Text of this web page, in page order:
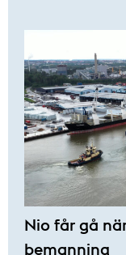
Nio får gå
bemanning